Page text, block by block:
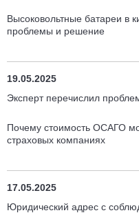
Высоковольтные батареи в
проблемы и решение
19.05.2025
Эксперт перечислил
Почему стоимость ОСАГО
страховых компаниях
17.05.2025
Юридический адрес с